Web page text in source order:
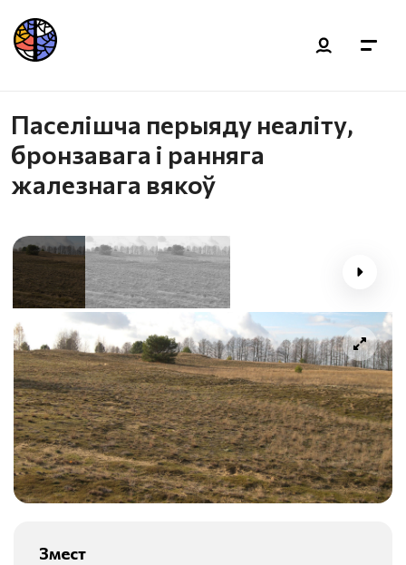
Паселішча перыяду неаліту,
бронзавага і ранняга
жалезнага вякоў
Змест